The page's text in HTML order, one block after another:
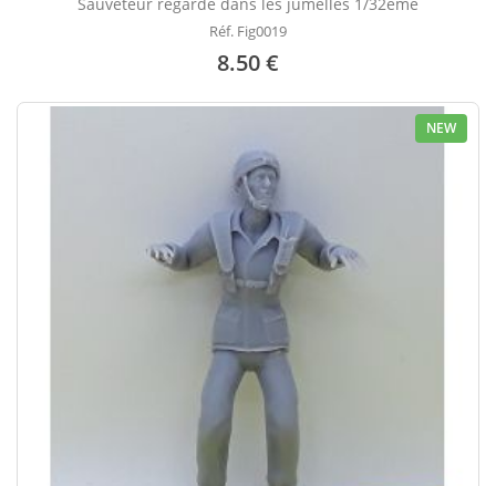
Réf. Fig0019
8.50 €
NEW